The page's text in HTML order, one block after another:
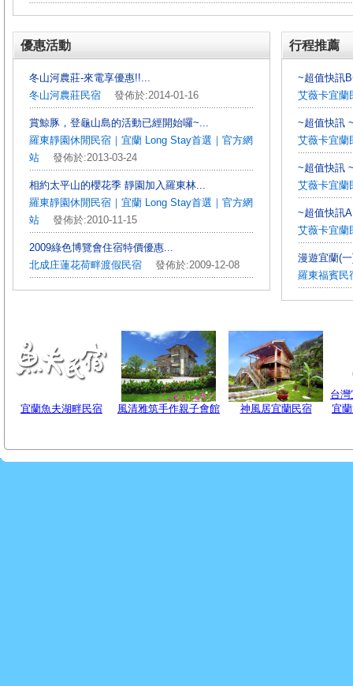
優惠活動
冬山河農莊-來電享優惠!!...
冬山河農莊民宿 發佈於:2014-01-16
賞鯨豚，登龜山島的活動已經開始囉~...
羅東靜園休閒民宿｜宜蘭 Long Stay首選｜官方網
站 發佈於:2013-03-24
相約太平山的櫻花季 靜園加入羅東林...
羅東靜園休閒民宿｜宜蘭 Long Stay首選｜官方網
站 發佈於:2010-11-15
2009綠色博覽會住宿特價優惠...
北成庄蓮花荷畔渡假民宿 發佈於:2009-12-08
行程推薦
~超值快訊
艾薇卡宜蘭
~超值快訊
艾薇卡宜蘭
~超值快訊
艾薇卡宜蘭
~超值快訊
艾薇卡宜蘭
漫遊宜蘭(
羅東福賓
宜蘭魚夫湖畔民宿 風清雅筑手作親子會館 神風居宜蘭民宿
台
宜